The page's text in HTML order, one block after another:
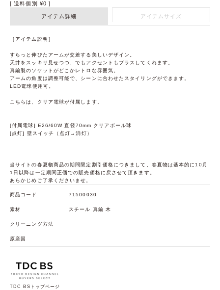
送料個別 ¥0
アイテム詳細 アイテムサイズ
［アイテム説明］
すらっと伸びたアームが交差する美しいデザイン。
天井をスッキリ見せつつ、でもアクセントもプラスしてくれます。
真鍮製のソケットがどこかレトロな雰囲気。
アームの角度は調整可能で、シーンに合わせたスタイリングができます。
LED電球使用可。
こちらは、クリア電球が付属します。
[付属電球] E26/60W 直径70mm クリアボール球
[点灯] 壁スイッチ（点灯→消灯）
当サイトの春夏物商品の期間限定割引価格につきまして、春夏物は基本的に10月
1日以降は一定期間正価での販売価格に戻させて頂きます。
あらかじめご了承くださいませ。
商品コード 71500030
素材 スチール 真鍮 木
クリーニング方法
原産国
TDC BSトップページ